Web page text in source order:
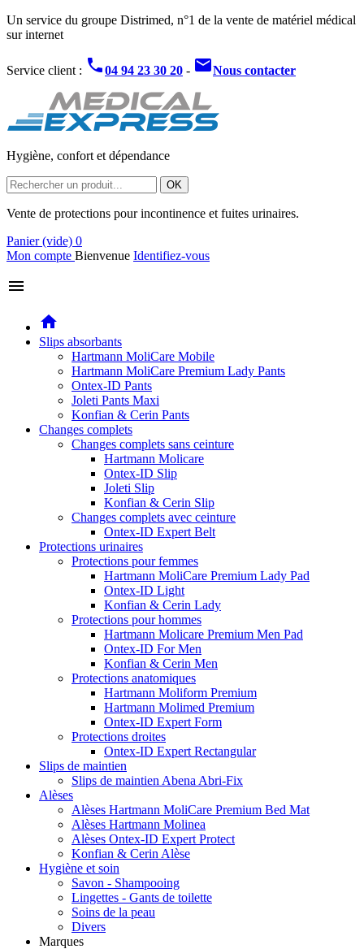
Un service du groupe Distrimed, n°1 de la vente de matériel médical
sur internet
Service client : phone04 94 23 30 20 - mailNous contacter
Hygiène, confort et dépendance
OK
Vente de protections pour incontinence et fuites urinaires.
Panier (vide) 0
Mon compte Bienvenue Identifiez-vous
menu
home
Slips absorbants
Hartmann MoliCare Mobile
Hartmann MoliCare Premium Lady Pants
Ontex-ID Pants
Joleti Pants Maxi
Konfian & Cerin Pants
Changes complets
Changes complets sans ceinture
Hartmann Molicare
Ontex-ID Slip
Joleti Slip
Konfian & Cerin Slip
Changes complets avec ceinture
Ontex-ID Expert Belt
Protections urinaires
Protections pour femmes
Hartmann MoliCare Premium Lady Pad
Ontex-ID Light
Konfian & Cerin Lady
Protections pour hommes
Hartmann Molicare Premium Men Pad
Ontex-ID For Men
Konfian & Cerin Men
Protections anatomiques
Hartmann Moliform Premium
Hartmann Molimed Premium
Ontex-ID Expert Form
Protections droites
Ontex-ID Expert Rectangular
Slips de maintien
Slips de maintien Abena Abri-Fix
Alèses
Alèses Hartmann MoliCare Premium Bed Mat
Alèses Hartmann Molinea
Alèses Ontex-ID Expert Protect
Konfian & Cerin Alèse
Hygiène et soin
Savon - Shampooing
Lingettes - Gants de toilette
Soins de la peau
Divers
Marques